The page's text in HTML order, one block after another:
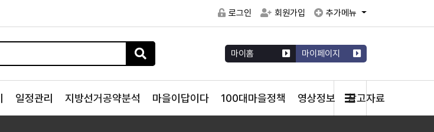
로그인 회원가입 추가메뉴
마이홈 마이페이지
일정관리 지방선거공약분석 마을이답이다 100대마을정책 영상정보 참고자료